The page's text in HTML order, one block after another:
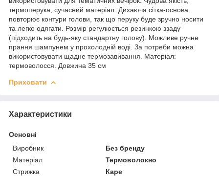
термоперука, сучасний матеріал. Дихаюча сітка-основа
повторює контури голови, так що перуку буде зручно носити
та легко одягати. Розмір регулюється резинкою ззаду
(підходить на будь-яку стандартну голову). Можливе ручне
прання шампунем у прохолодній воді. За потреби можна
використовувати щадне термозавивання. Матеріал:
термоволосся. Довжина 35 см
Приховати
Характеристики
Основні
Виробник
Без бренду
Матеріал
Термоволокно
Стрижка
Каре